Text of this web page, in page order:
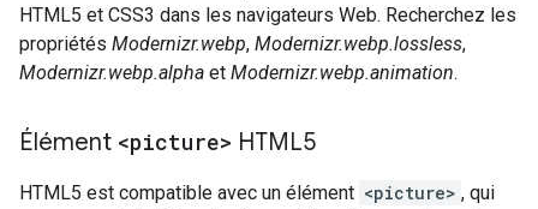
HTML5 et CSS3 dans les navigateurs Web. Recherchez les
propriétés Modernizr.webp, Modernizr.webp.lossless,
Modernizr.webp.alpha et Modernizr.webp.animation.
Élément <picture> HTML5
HTML5 est compatible avec un élément <picture> , qui